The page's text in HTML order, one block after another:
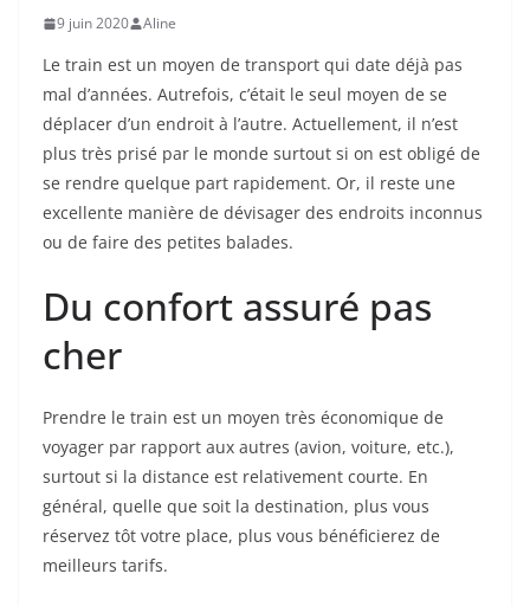
9 juin 2020 Aline
Le train est un moyen de transport qui date déjà pas
mal d’années. Autrefois, c’était le seul moyen de se
déplacer d’un endroit à l’autre. Actuellement, il n’est
plus très prisé par le monde surtout si on est obligé de
se rendre quelque part rapidement. Or, il reste une
excellente manière de dévisager des endroits inconnus
ou de faire des petites balades.
Du confort assuré pas
cher
Prendre le train est un moyen très économique de
voyager par rapport aux autres (avion, voiture, etc.),
surtout si la distance est relativement courte. En
général, quelle que soit la destination, plus vous
réservez tôt votre place, plus vous bénéficierez de
meilleurs tarifs.